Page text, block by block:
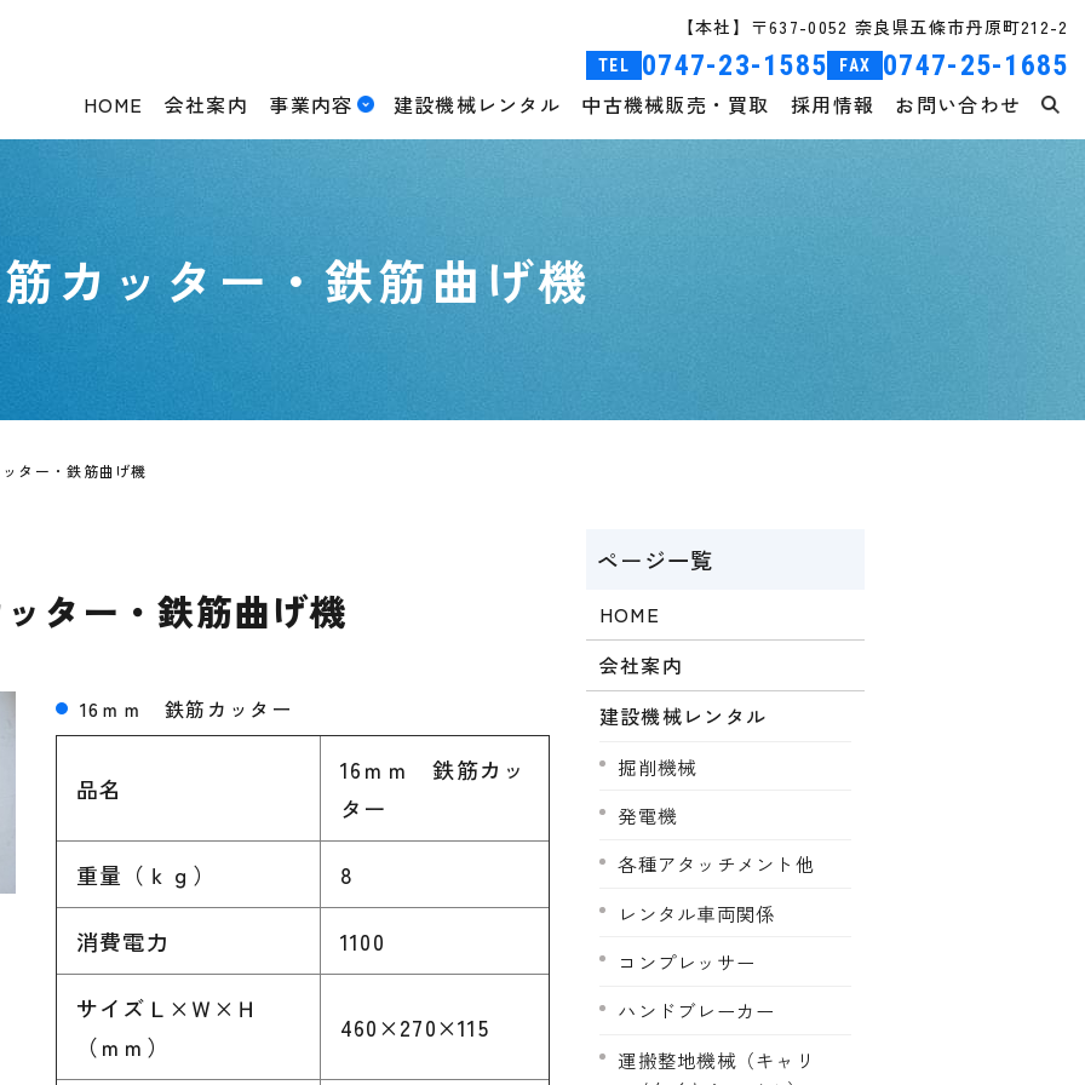
HOME 会社案内 事業内容 建設機械レンタル 中古機械販売・買取 採用情報 お問い合わせ
【本社】〒637-0052 奈良県五條市丹原町212-2
TEL 0747-23-1585 FAX 0747-25-1685
カッター・鉄筋曲げ機
ター・鉄筋曲げ機
ター・鉄筋曲げ機
16ｍｍ 鉄筋カッター
品名
16ｍｍ 鉄筋カッ
ター
重量（ｋｇ） 8
消費電力 1100
サイズＬ×Ｗ×Ｈ
（ｍｍ）
460×270×115
HOME
会社案内
建設機械レンタル
掘削機械
発電機
各種アタッチメント他
レンタル車両関係
コンプレッサー
ハンドブレーカー
運搬整地機械（キャリ